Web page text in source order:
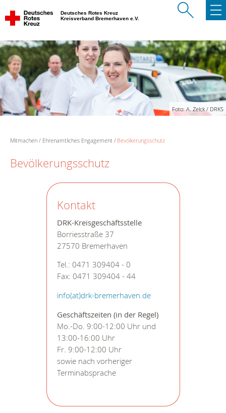
Deutsches Rotes Kreuz
Kreisverband Bremerhaven e.V.
Foto: A. Zelck / DRKS
Mitmachen Ehrenamtliches Engagement Bevölkerungsschutz
Bevölkerungsschutz
Kontakt
DRK-Kreisgeschäftsstelle
Borriesstraße 37
27570 Bremerhaven
Tel.: 0471 309404 - 0
Fax: 0471 309404 - 44
info(at)drk-bremerhaven.de
Geschäftszeiten (in der Regel)
Mo.-Do. 9:00-12:00 Uhr und
13:00-16:00 Uhr
Fr. 9:00-12:00 Uhr
sowie nach vorheriger
Terminabsprache